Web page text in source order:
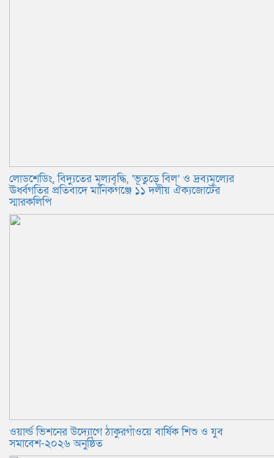
লোডশেডিং, বিদ্যুতের মূল্যবৃদ্ধি, ‘ভূতুড়ে বিল’ ও দ্রব্যমূল্যের
ঊর্ধ্বগতির প্রতিবাদে মানিকগঞ্জে ১১ দলীয় ঐক্যজোটের
স্মারকলিপি
ওয়ার্ল্ড ভিশনের উদ্যোগে ঠাকুরগাঁওয়ে বার্ষিক শিশু ও যুব
সমাবেশ-২০২৬ অনুষ্ঠিত